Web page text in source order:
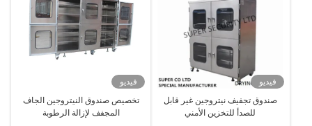
فيديو
صندوق تجفيف نيتروجين غير قابل
للصدأ للتخزين الأمني
فيديو
تخصيص صندوق النيتروجين الجاف
المجفف لإزالة الرطوبة